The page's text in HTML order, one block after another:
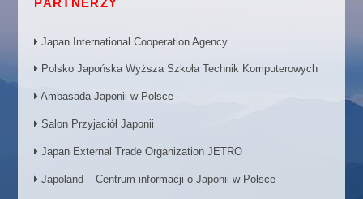
PARTNERZY
Japan International Cooperation Agency
Polsko Japońska Wyższa Szkoła Technik Komputerowych
Ambasada Japonii w Polsce
Salon Przyjaciół Japonii
Japan External Trade Organization JETRO
Japoland – Centrum informacji o Japonii w Polsce